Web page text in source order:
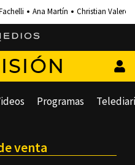
Ana Martín Christian Valero
Programas
venta